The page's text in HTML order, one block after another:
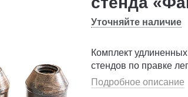
Уточняйте наличие
Комплект
стендов по правке
Подробное описание